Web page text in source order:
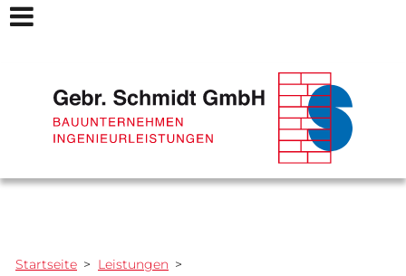
Startseite > Leistungen >